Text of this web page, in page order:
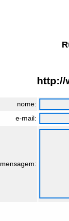
http://
nome:
e-mail:
mensagem: